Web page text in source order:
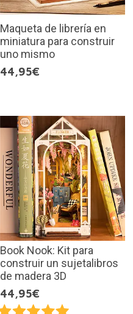
Maqueta de librería en
miniatura para construir
uno mismo
44,95€
Book Nook: Kit para
construir un sujetalibros
de madera 3D
44,95€